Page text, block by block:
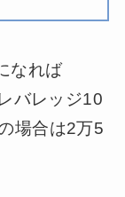
なれば
バレッジ10
場合は2万5